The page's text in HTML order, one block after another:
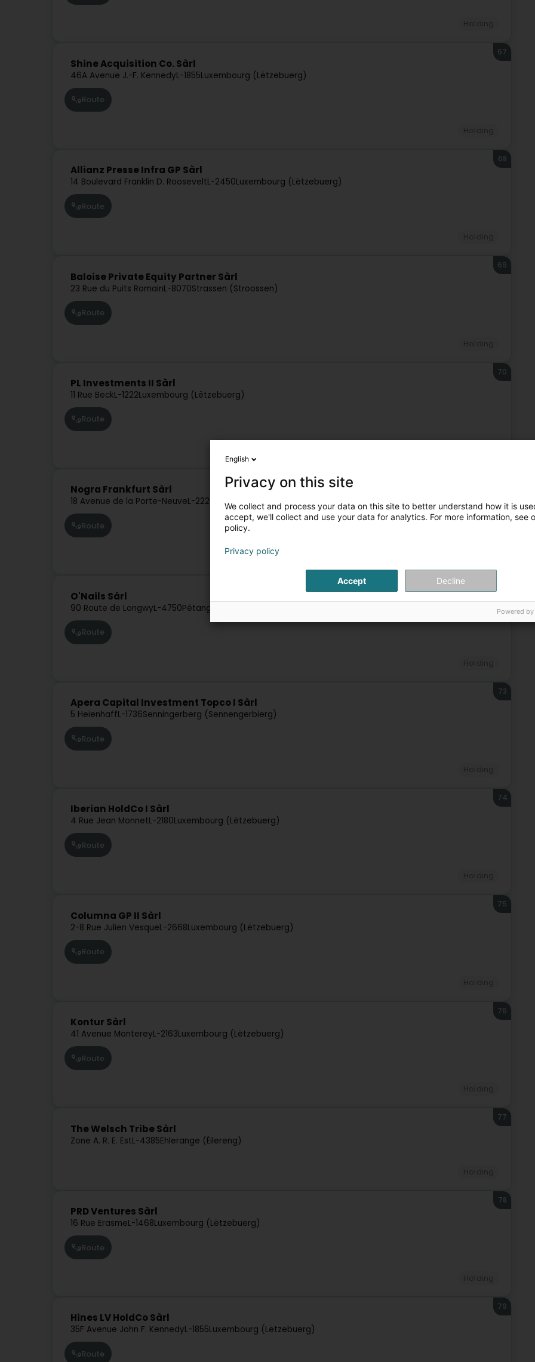
Shine Acquisition Co. Sàrl
46A Avenue J.-F. KennedyL-1855Luxembourg (Lëtzebuerg)
67
Route
Allianz Presse Infra GP Sàrl
14 Boulevard Franklin D. RooseveltL-2450Luxembourg (Lëtzebuerg)
68
Route
Baloise Private Equity Partner Sàrl
23 Rue du Puits RomainL-8070Strassen (Stroossen)
69
Route
PL Investments II Sàrl
11 Rue BeckL-1222Luxembourg (Lëtzebuerg)
70
Route
Nogra Frankfurt Sàrl
18 Avenue de la Porte-NeuveL-2227 Luxembourg (Lëtzebuerg)
Route
O'Nails Sàrl
90 Route de LongwyL-4750Pétange (Péiteng)
Route
Apera Capital Investment Topco I Sàrl
5 HeienhaffL-1736Senningerberg (Sennengerbierg)
73
Route
Iberian HoldCo I Sàrl
4 Rue Jean MonnetL-2180Luxembourg (Lëtzebuerg)
74
Route
Columna GP II Sàrl
2-8 Rue Julien VesqueL-2668Luxembourg (Lëtzebuerg)
75
Route
Kontur Sàrl
41 Avenue MontereyL-2163Luxembourg (Lëtzebuerg)
76
Route
The Welsch Tribe Sàrl
Zone A. R. E. EstL-4385Ehlerange (Éilereng)
77
PRD Ventures Sàrl
16 Rue ErasmeL-1468Luxembourg (Lëtzebuerg)
78
Route
Hines LV HoldCo Sàrl
35F Avenue John F. KennedyL-1855Luxembourg (Lëtzebuerg)
79
Route
English
Privacy on this site
We collect and process your data on this site to better understand how it is
accept, we'll collect and use your data for analytics. For more information, see
policy.
Privacy policy
Accept Decline
Powered by